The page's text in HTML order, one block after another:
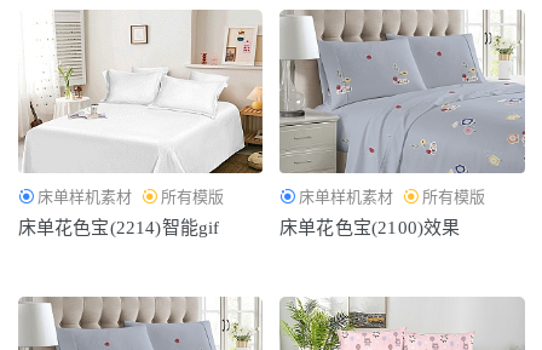
床单样机素材 所有模版
床单花色宝(2214)智能gif
床单样机素材 所有模版
床单花色宝(2100)效果